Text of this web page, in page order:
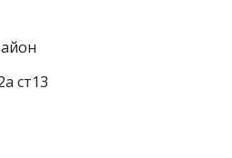
ст13